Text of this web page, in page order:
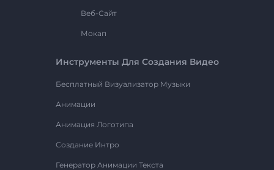
Веб-Сайт
Мокап
Инструменты Для Создания Видео
Бесплатный Визуализатор Музыки
Анимации
Анимация Логотипа
Создание Интро
Генератор Анимации Текста